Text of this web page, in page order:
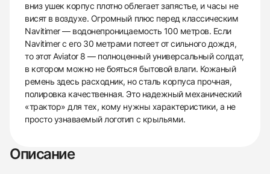
вниз ушек корпус плотно облегает запястье, и часы не
висят в воздухе. Огромный плюс перед классическим
Navitimer — водонепроницаемость 100 метров. Если
Navitimer с его 30 метрами потеет от сильного дождя,
то этот Aviator 8 — полноценный универсальный солдат,
в котором можно не бояться бытовой влаги. Кожаный
ремень здесь расходник, но сталь корпуса прочная,
полировка качественная. Это надежный механический
«трактор» для тех, кому нужны характеристики, а не
просто узнаваемый логотип с крыльями.
Описание